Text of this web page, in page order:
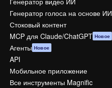
Генератор голоса на основе ИИ
Стоковый контент
MCP для Claude/ChatGPT Новое
Агенты Новое
API
Мобильное приложение
Все инструменты Magnific